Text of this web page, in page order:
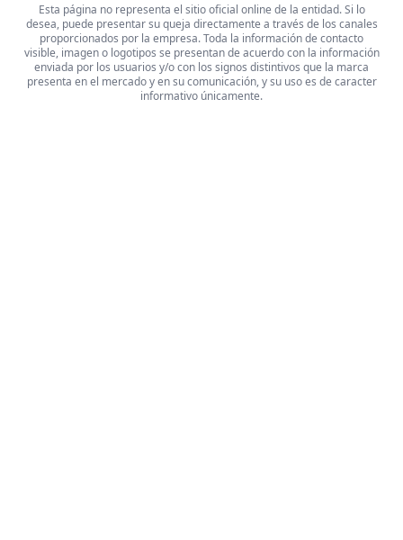
Esta página no representa el sitio oficial online de la entidad. Si lo
desea, puede presentar su queja directamente a través de los canales
proporcionados por la empresa. Toda la información de contacto
visible, imagen o logotipos se presentan de acuerdo con la información
enviada por los usuarios y/o con los signos distintivos que la marca
presenta en el mercado y en su comunicación, y su uso es de caracter
informativo únicamente.